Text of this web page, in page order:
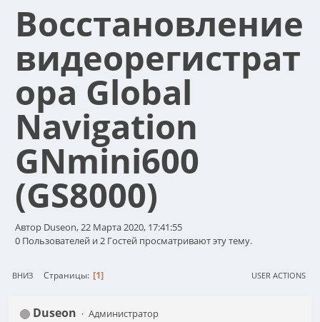
Восстановление
видеорегистрат
ора Global
Navigation
GNmini600
(GS8000)
Автор Duseon, 22 Марта 2020, 17:41:55
0 Пользователей и 2 Гостей просматривают эту тему.
ВНИЗ Страницы 1 USER ACTIONS
Duseon Администратор